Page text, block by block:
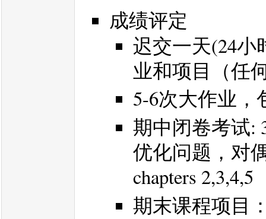
成绩评定
迟交一天(24小
业和项目（任
5-6次大作业，
期中闭卷考试:
优化问题，对
chapters 2,3,4,5
期末课程项目